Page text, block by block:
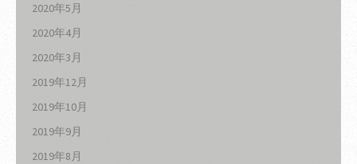
2020年5月
2020年4月
2020年3月
2019年12月
2019年10月
2019年9月
2019年8月